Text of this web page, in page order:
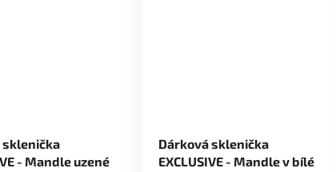
sklenička
- Mandle uzené
Dárková sklenička
EXCLUSIVE - Mandle v bílé